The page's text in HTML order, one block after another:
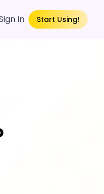
In Start Using!